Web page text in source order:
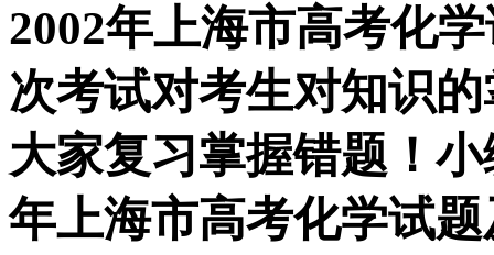
2002年上海市高考化
次考试对考生对知识
大家复习掌握错题！
年上海市高考化学试